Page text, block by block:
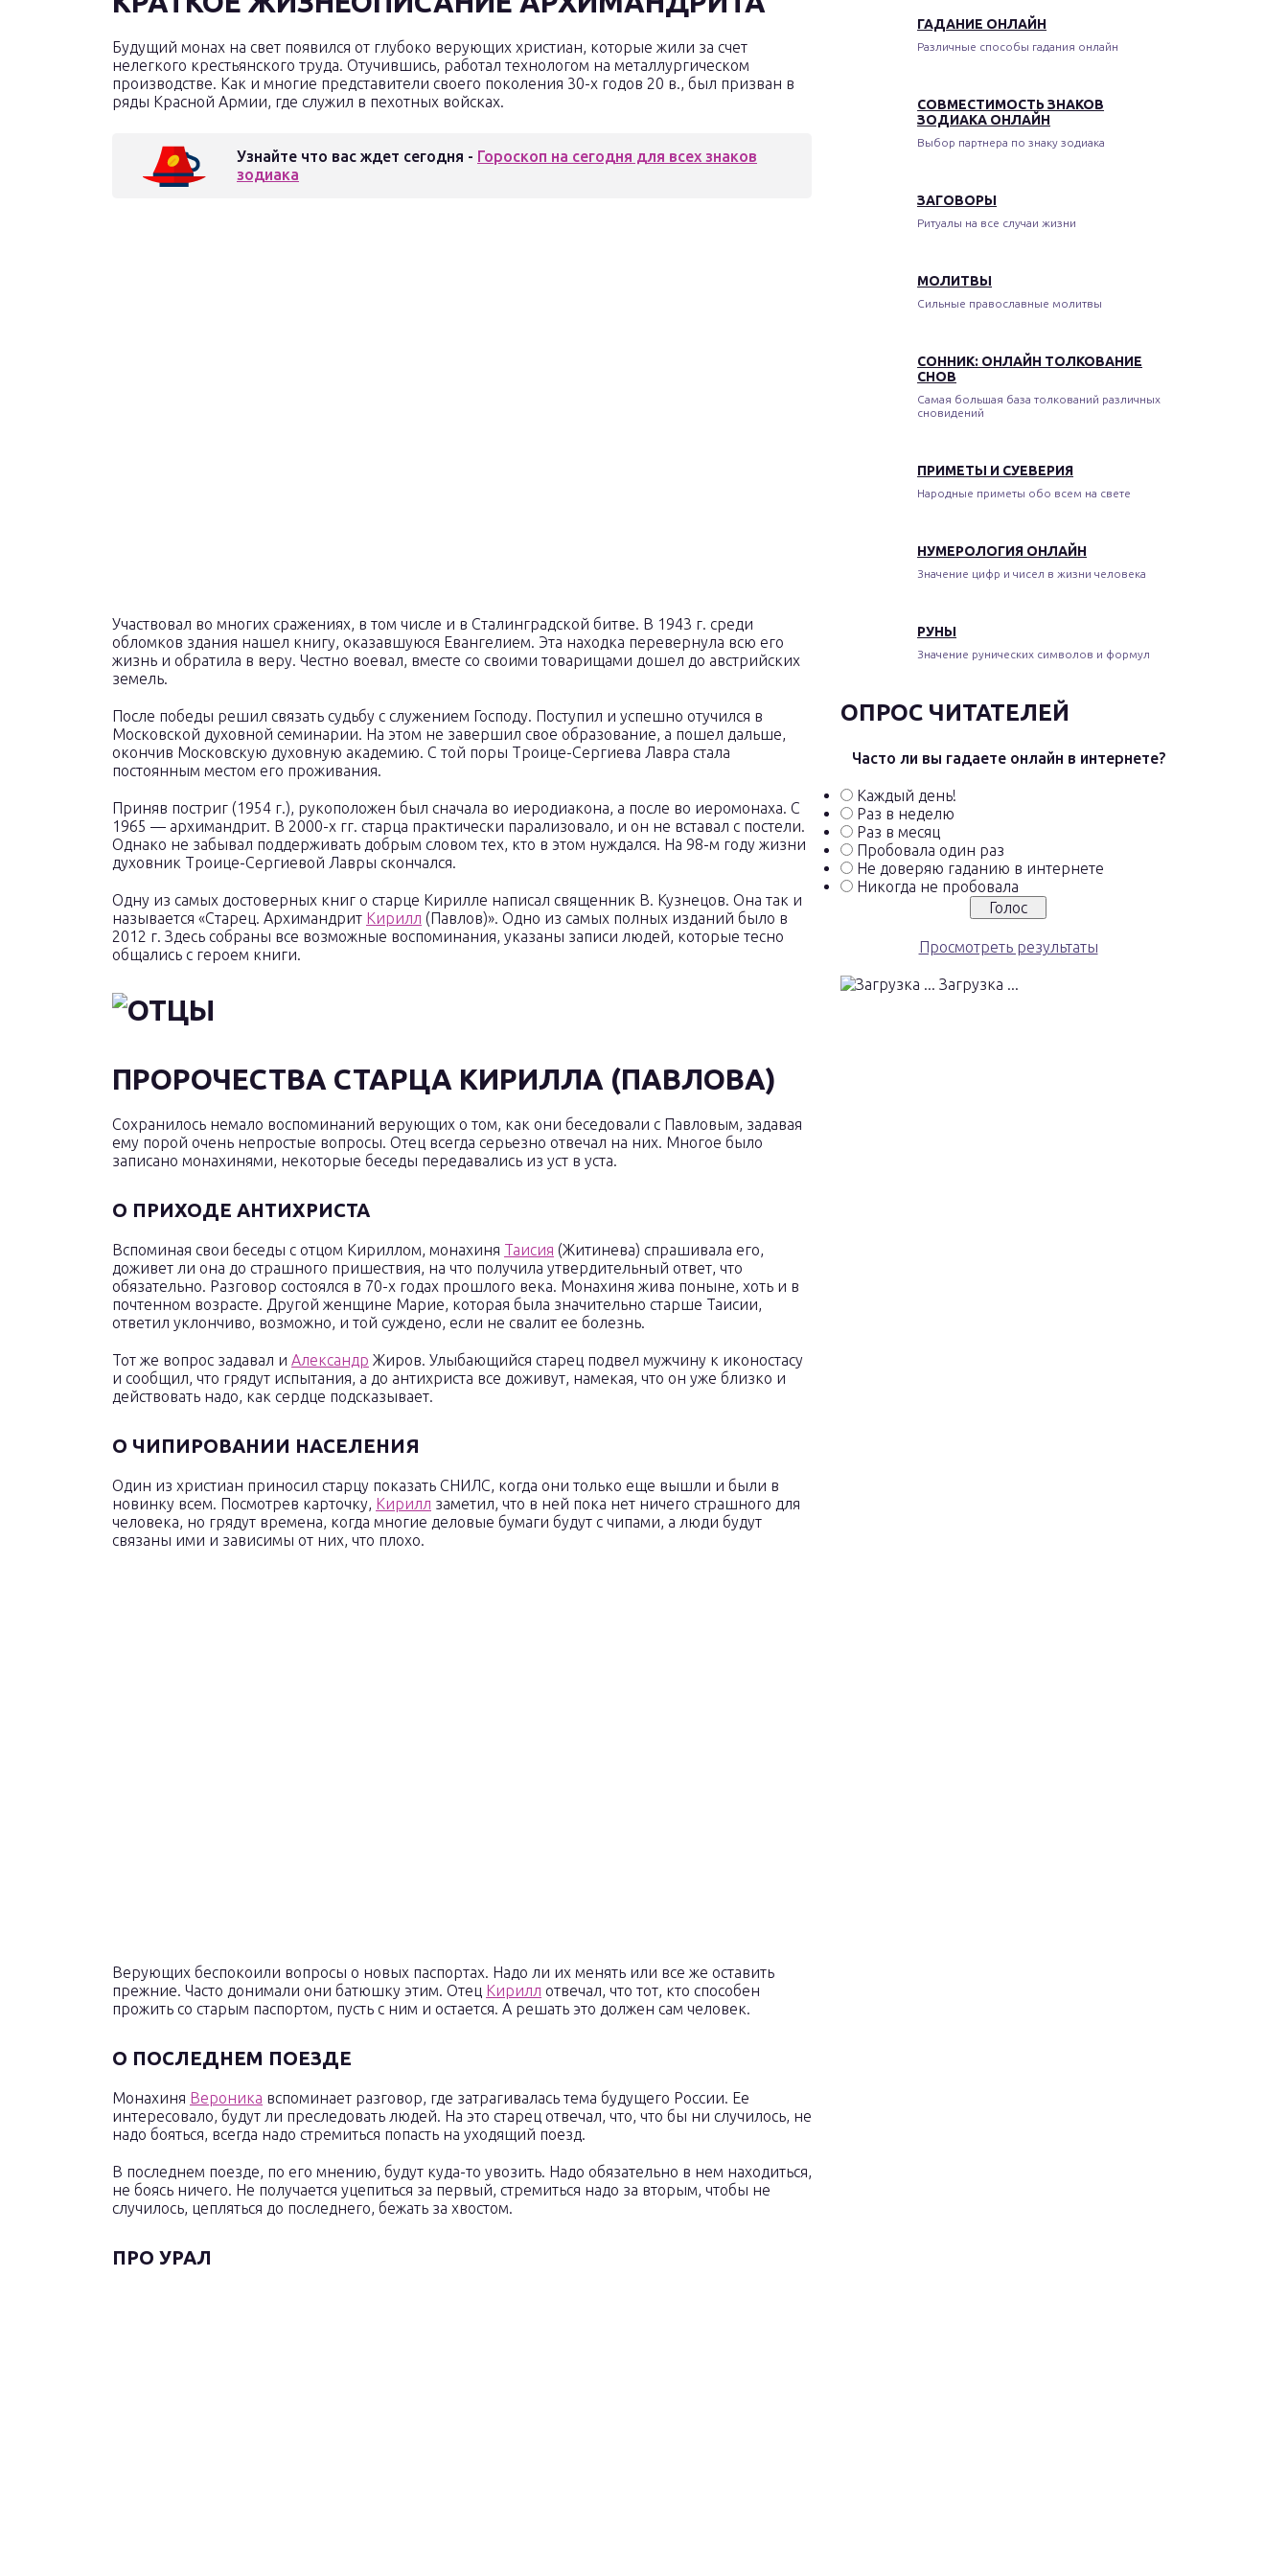
Будущий монах на свет появился от глубоко верующих христиан, которые жили за счет
нелегкого крестьянского труда. Отучившись, работал технологом на металлургическом
производстве. Как и многие представители своего поколения 30-х годов 20 в., был призван в
ряды Красной Армии, где служил в пехотных войсках.
Узнайте что вас ждет сегодня - Гороскоп на сегодня для всех знаков
зодиака
Участвовал во многих сражениях, в том числе и в Сталинградской битве. В 1943 г. среди
обломков здания нашел книгу, оказавшуюся Евангелием. Эта находка перевернула всю его
жизнь и обратила в веру. Честно воевал, вместе со своими товарищами дошел до австрийских
земель.
После победы решил связать судьбу с служением Господу. Поступил и успешно отучился в
Московской духовной семинарии. На этом не завершил свое образование, а пошел дальше,
окончив Московскую духовную академию. С той поры Троице-Сергиева Лавра стала
постоянным местом его проживания.
Приняв постриг (1954 г.), рукоположен был сначала во иеродиакона, а после во иеромонаха. С
1965 — архимандрит. В 2000-х гг. старца практически парализовало, и он не вставал с постели.
Однако не забывал поддерживать добрым словом тех, кто в этом нуждался. На 98-м году жизни
духовник Троице-Сергиевой Лавры скончался.
Одну из самых достоверных книг о старце Кирилле написал священник В. Кузнецов. Она так и
называется «Старец. Архимандрит Кирилл (Павлов)». Одно из самых полных изданий было в
2012 г. Здесь собраны все возможные воспоминания, указаны записи людей, которые тесно
общались с героем книги.
ПРОРОЧЕСТВА СТАРЦА КИРИЛЛА (ПАВЛОВА)
Сохранилось немало воспоминаний верующих о том, как они беседовали с Павловым, задавая
ему порой очень непростые вопросы. Отец всегда серьезно отвечал на них. Многое было
записано монахинями, некоторые беседы передавались из уст в уста.
О ПРИХОДЕ АНТИХРИСТА
Вспоминая свои беседы с отцом Кириллом, монахиня Таисия (Житинева) спрашивала его,
доживет ли она до страшного пришествия, на что получила утвердительный ответ, что
обязательно. Разговор состоялся в 70-х годах прошлого века. Монахиня жива поныне, хоть и в
почтенном возрасте. Другой женщине Марие, которая была значительно старше Таисии,
ответил уклончиво, возможно, и той суждено, если не свалит ее болезнь.
Тот же вопрос задавал и Александр Жиров. Улыбающийся старец подвел мужчину к иконостасу
и сообщил, что грядут испытания, а до антихриста все доживут, намекая, что он уже близко и
действовать надо, как сердце подсказывает.
О ЧИПИРОВАНИИ НАСЕЛЕНИЯ
Один из христиан приносил старцу показать СНИЛС, когда они только еще вышли и были в
новинку всем. Посмотрев карточку, Кирилл заметил, что в ней пока нет ничего страшного для
человека, но грядут времена, когда многие деловые бумаги будут с чипами, а люди будут
связаны ими и зависимы от них, что плохо.
Верующих беспокоили вопросы о новых паспортах. Надо ли их менять или все же оставить
прежние. Часто донимали они батюшку этим. Отец Кирилл отвечал, что тот, кто способен
прожить со старым паспортом, пусть с ним и остается. А решать это должен сам человек.
О ПОСЛЕДНЕМ ПОЕЗДЕ
Монахиня Вероника вспоминает разговор, где затрагивалась тема будущего России. Ее
интересовало, будут ли преследовать людей. На это старец отвечал, что, что бы ни случилось, не
надо бояться, всегда надо стремиться попасть на уходящий поезд.
В последнем поезде, по его мнению, будут куда-то увозить. Надо обязательно в нем находиться,
не боясь ничего. Не получается уцепиться за первый, стремиться надо за вторым, чтобы не
случилось, цепляться до последнего, бежать за хвостом.
ПРО УРАЛ
ГАДАНИЕ ОНЛАЙН
Различные способы гадания онлайн
СОВМЕСТИМОСТЬ ЗНАКОВ
ЗОДИАКА ОНЛАЙН
Выбор партнера по знаку зодиака
ЗАГОВОРЫ
Ритуалы на все случаи жизни
МОЛИТВЫ
Сильные православные молитвы
СОННИК: ОНЛАЙН ТОЛКОВАНИЕ
СНОВ
Самая большая база толкований различных
сновидений
ПРИМЕТЫ И СУЕВЕРИЯ
Народные приметы обо всем на свете
НУМЕРОЛОГИЯ ОНЛАЙН
Значение цифр и чисел в жизни человека
РУНЫ
Значение рунических символов и формул
ОПРОС ЧИТАТЕЛЕЙ
Часто ли вы гадаете онлайн в интернете?
Каждый день!
Раз в неделю
Раз в месяц
Пробовала один раз
Не доверяю гаданию в интернете
Никогда не пробовала
Просмотреть результаты
Загрузка ...